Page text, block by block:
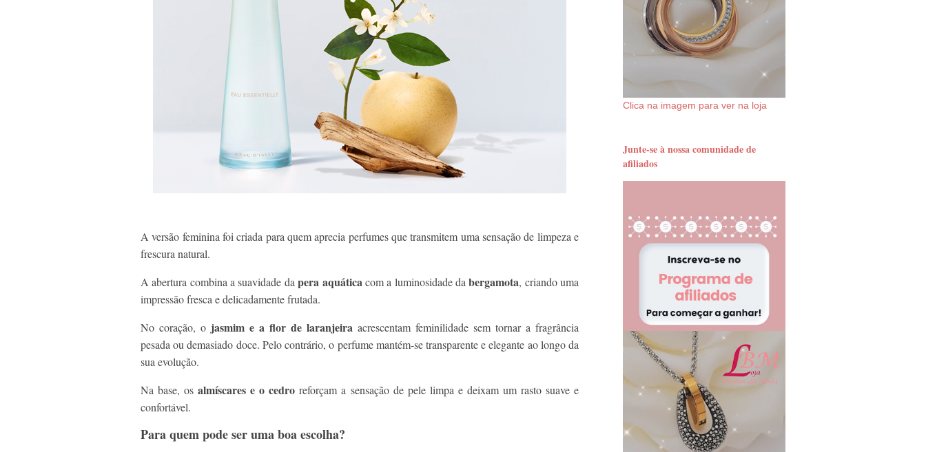
A versão feminina foi criada para quem aprecia perfumes que transmitem uma sensação de limpeza e
frescura natural.
A abertura combina a suavidade dapera aquática com a luminosidade dabergamota, criando uma
impressão fresca e delicadamente frutada.
No coração, o jasmim e a flor de laranjeira acrescentam feminilidade sem tornar a fragrância
pesada ou demasiado doce. Pelo contrário, o perfume mantém-se transparente e elegante ao longo da
sua evolução.
Na base, osalmíscares e o cedro reforçam a sensação de pele limpa e deixam um rasto suave e
confortável.
Para quem pode ser uma boa escolha?
Clica na imagem para ver na loja
Junte-se à nossa comunidade de
afiliados